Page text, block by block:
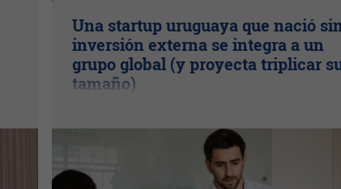
Una startup uruguaya que nació
inversión externa se integra a un
grupo global (y proyecta triplicar
tamaño)